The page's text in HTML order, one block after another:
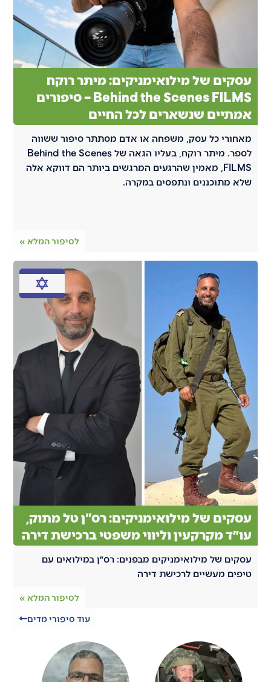
עסקים של מילואימניקים: מיתר רוקח
Behind the Scenes FILMS – סיפורים
אמתיים שנשארים לכל החיים
מאחורי כל עסק, משפחה או אדם מסתתר סיפור ששווה
לספר. מיתר רוקח, בעליו הגאה של Behind the Scenes
FILMS, מאמין שהרגעים המרגשים ביותר הם דווקא אלה
שלא מתוכננים ונתפסים במקרה.
לסיפור המלא »
עסקים של מילואימניקים: רס"ן טל מתוק,
עו״ד מקרקעין וליווי משפטי ברכישת דירה
עסקים של מילואימניקים מבפנים: רס״ן במילואים עם
טיפים מעשיים לרכישת דירה
לסיפור המלא »
עוד סיפורי מדים